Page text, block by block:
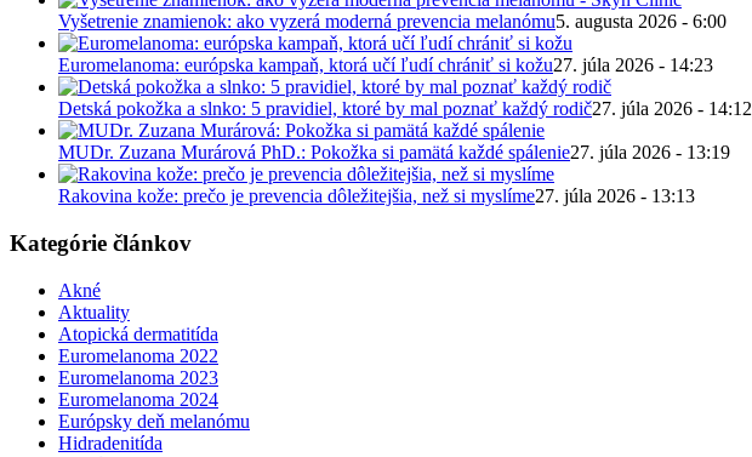
Vyšetrenie znamienok: ako vyzerá moderná prevencia melanómu5. augusta 2026 - 6:00
Euromelanoma: európska kampaň, ktorá učí ľudí chrániť si kožu27. júla 2026 - 14:23
Detská pokožka a slnko: 5 pravidiel, ktoré by mal poznať každý rodič27. júla 2026 - 14:12
MUDr. Zuzana Murárová PhD.: Pokožka si pamätá každé spálenie27. júla 2026 - 13:19
Rakovina kože: prečo je prevencia dôležitejšia, než si myslíme27. júla 2026 - 13:13
Kategórie článkov
Akné
Aktuality
Atopická dermatitída
Euromelanoma 2022
Euromelanoma 2023
Euromelanoma 2024
Európsky deň melanómu
Hidradenitída